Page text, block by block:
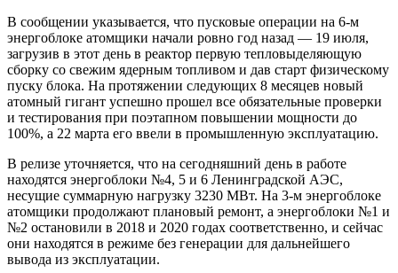
В сообщении указывается, что пусковые операции на 6-м
энергоблоке атомщики начали ровно год назад — 19 июля,
загрузив в этот день в реактор первую тепловыделяющую
сборку со свежим ядерным топливом и дав старт физическому
пуску блока. На протяжении следующих 8 месяцев новый
атомный гигант успешно прошел все обязательные проверки
и тестирования при поэтапном повышении мощности до
100%, а 22 марта его ввели в промышленную эксплуатацию.
В релизе уточняется, что на сегодняшний день в работе
находятся энергоблоки №4, 5 и 6 Ленинградской АЭС,
несущие суммарную нагрузку 3230 МВт. На 3-м энергоблоке
атомщики продолжают плановый ремонт, а энергоблоки №1 и
№2 остановили в 2018 и 2020 годах соответственно, и сейчас
они находятся в режиме без генерации для дальнейшего
вывода из эксплуатации.